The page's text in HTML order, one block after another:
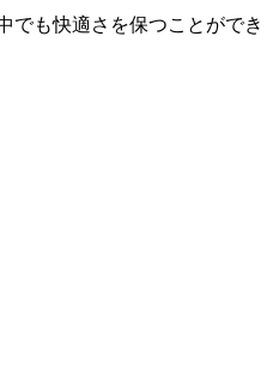
でも快適さを保つことがで